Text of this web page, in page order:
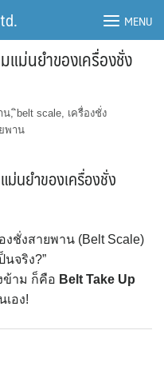
MENU
แม่นยำของเครื่องชั่ง
น, ิbelt scale, เครื่องชั่ง
พาน
นยำของเครื่องชั่ง
ชั่งสายพาน (Belt Scale)
จริง?”
าม ก็คือ Belt Take Up
อง!